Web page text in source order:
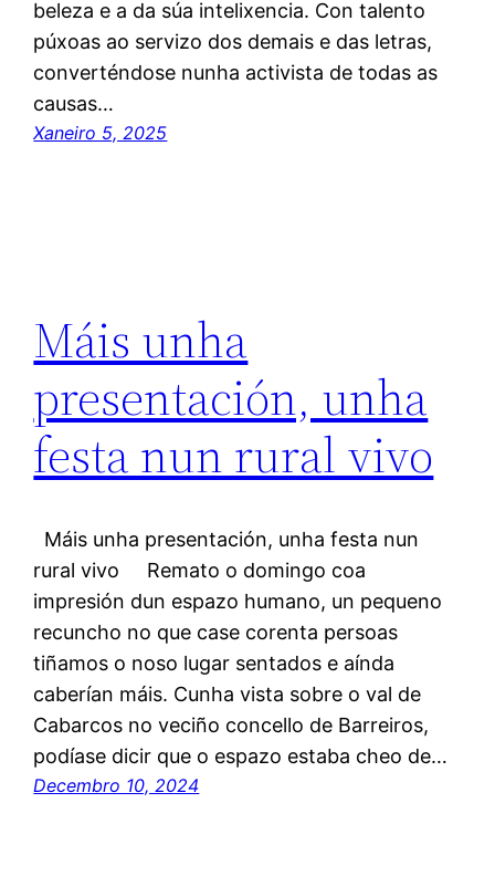
beleza e a da súa intelixencia. Con talento
púxoas ao servizo dos demais e das letras,
converténdose nunha activista de todas as
causas…
Xaneiro 5, 2025
Máis unha
presentación, unha
festa nun rural vivo
Máis unha presentación, unha festa nun
rural vivo Remato o domingo coa
impresión dun espazo humano, un pequeno
recuncho no que case corenta persoas
tiñamos o noso lugar sentados e aínda
caberían máis. Cunha vista sobre o val de
Cabarcos no veciño concello de Barreiros,
podíase dicir que o espazo estaba cheo de…
Decembro 10, 2024